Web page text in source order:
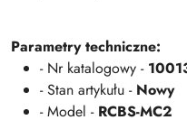
Parametry techniczne:
- Nr katalogowy -
- Stan artykułu - Nowy
- Model - RCBS-MC2